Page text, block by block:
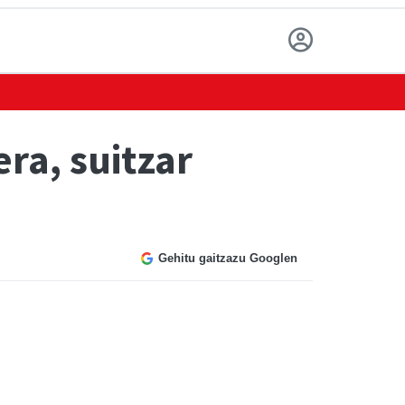
suitzar
Gehitu gaitzazu Googlen